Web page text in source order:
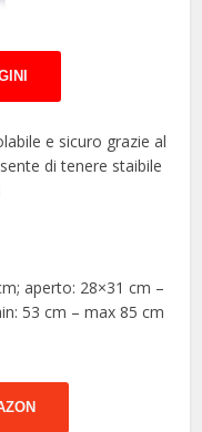
e sicuro grazie al
di tenere staibile
aperto: 28×31 cm –
53 cm – max 85 cm